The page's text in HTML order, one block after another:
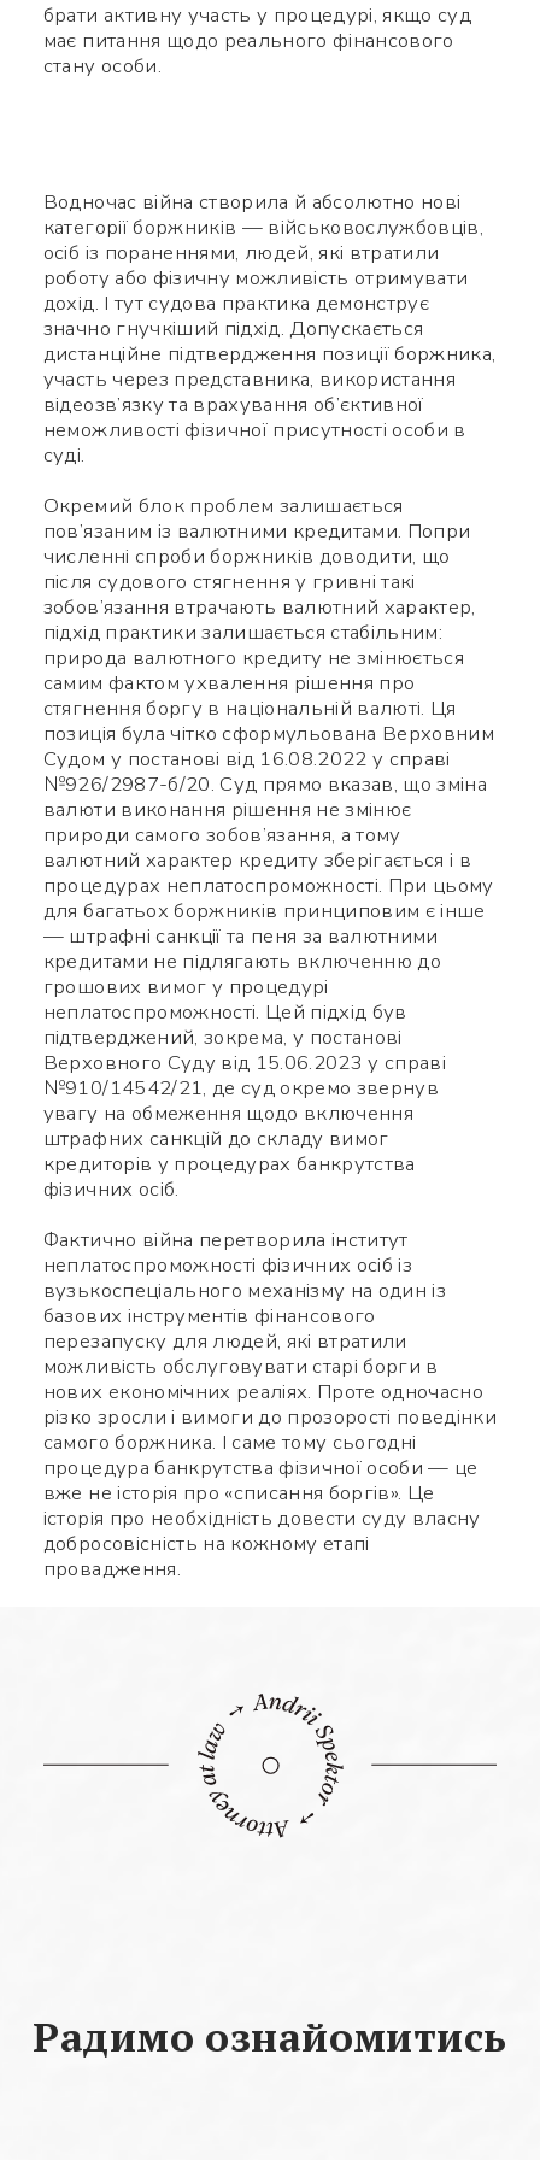
брати активну участь у процедурі, якщо суд
має питання щодо реального фінансового
стану особи.
Водночас війна створила й абсолютно нові
категорії боржників — військовослужбовців,
осіб із пораненнями, людей, які втратили
роботу або фізичну можливість отримувати
дохід. І тут судова практика демонструє
значно гнучкіший підхід. Допускається
дистанційне підтвердження позиції боржника,
участь через представника, використання
відеозв’язку та врахування об’єктивної
неможливості фізичної присутності особи в
суді.
Окремий блок проблем залишається
пов’язаним із валютними кредитами. Попри
численні спроби боржників доводити, що
після судового стягнення у гривні такі
зобов’язання втрачають валютний характер,
підхід практики залишається стабільним:
природа валютного кредиту не змінюється
самим фактом ухвалення рішення про
стягнення боргу в національній валюті. Ця
позиція була чітко сформульована Верховним
Судом у постанові від 16.08.2022 у справі
№926/2987-б/20. Суд прямо вказав, що зміна
валюти виконання рішення не змінює
природи самого зобов’язання, а тому
валютний характер кредиту зберігається і в
процедурах неплатоспроможності. При цьому
для багатьох боржників принциповим є інше
— штрафні санкції та пеня за валютними
кредитами не підлягають включенню до
грошових вимог у процедурі
неплатоспроможності. Цей підхід був
підтверджений, зокрема, у постанові
Верховного Суду від 15.06.2023 у справі
№910/14542/21, де суд окремо звернув
увагу на обмеження щодо включення
штрафних санкцій до складу вимог
кредиторів у процедурах банкрутства
фізичних осіб.
Фактично війна перетворила інститут
неплатоспроможності фізичних осіб із
вузькоспеціального механізму на один із
базових інструментів фінансового
перезапуску для людей, які втратили
можливість обслуговувати старі борги в
нових економічних реаліях. Проте одночасно
різко зросли і вимоги до прозорості поведінки
самого боржника. І саме тому сьогодні
процедура банкрутства фізичної особи — це
вже не історія про «списання боргів». Це
історія про необхідність довести суду власну
добросовісність на кожному етапі
провадження.
Радимо ознайомитись
Номер телефону *
Яке питання
Заповніть потрібні поля
смартфон щоб вважати QR-
code, після чого зможете